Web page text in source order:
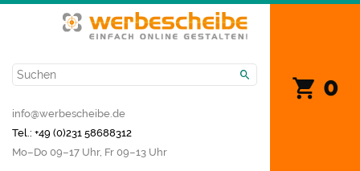
0
info@werbescheibe.de
Tel.: +49 (0)231 58688312
Mo­–Do 09–17 Uhr, Fr 09–13 Uhr